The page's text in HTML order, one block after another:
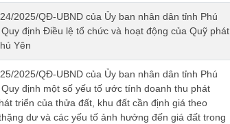
2025/QĐ-UBND của Ủy ban nhân dân tỉnh Phú
định Điều lệ tổ chức và hoạt động của Quỹ phát
Yên
2025/QĐ-UBND của Ủy ban nhân dân tỉnh Phú
định một số yếu tố ước tính doanh thu phát
triển của thửa đất, khu đất cần định giá theo
dư và các yếu tố ảnh hưởng đến giá đất trong